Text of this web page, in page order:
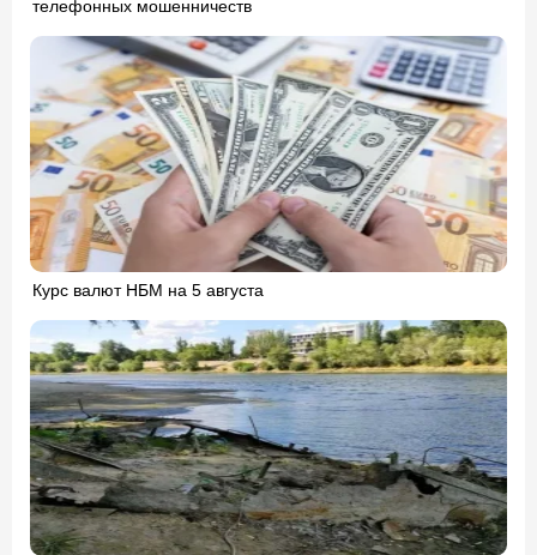
телефонных мошенничеств
Курс валют НБМ на 5 августа